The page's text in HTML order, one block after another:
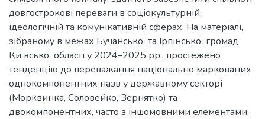
довгострокові переваги в соціокультурній,
ідеологічній та комунікативній сферах. На матеріалі,
зібраному в межах Бучанської та Ірпінської громад
Київської області у 2024–2025 рр., простежено
тенденцію до переважання національно маркованих
однокомпонентних назв у державному секторі
(Морквинка, Соловейко, Зернятко) та
двокомпонентних, часто з іншомовними елементами,